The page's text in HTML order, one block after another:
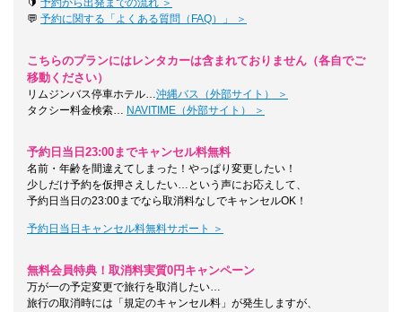
🔰 予約から出発までの流れ ＞
💬 予約に関する「よくある質問（FAQ）」 ＞
こちらのプランにはレンタカーは含まれておりません（各自でご
移動ください）
リムジンバス停車ホテル…沖縄バス（外部サイト） ＞
タクシー料金検索… NAVITIME（外部サイト） ＞
予約日当日23:00までキャンセル料無料
名前・年齢を間違えてしまった！やっぱり変更したい！
少しだけ予約を仮押さえしたい…という声にお応えして、
予約日当日の23:00までなら取消料なしでキャンセルOK！
予約日当日キャンセル料無料サポート ＞
無料会員特典！取消料実質0円キャンペーン
万が一の予定変更で旅行を取消したい…
旅行の取消時には「規定のキャンセル料」が発生しますが、